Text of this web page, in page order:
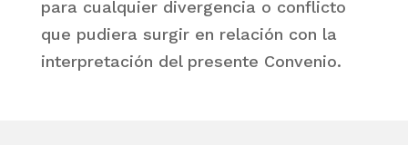
para cualquier divergencia o conflicto
que pudiera surgir en relación con la
interpretación del presente Convenio.